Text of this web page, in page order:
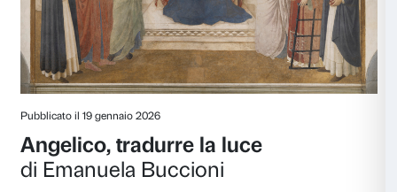
L’ombra del bene
di Chiara Valerio
Leggi